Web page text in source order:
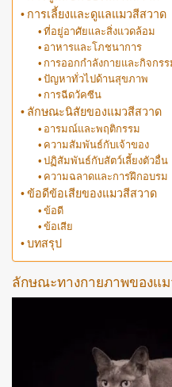
การเลี้ยงและดูแลแมวสีสวาด
ที่อยู่อาศัยและสิ่งแวดล้อม
อาหารและโภชนาการ
การออกกำลังกายและกิจกรร
ปัญหาทั่วไปด้านสุขภาพ
การฉีดวัคซีน
ลักษณะนิสัยของแมวสีสวาด
อารมณ์และพฤติกรรม
ความสัมพันธ์กับเจ้าของ
ปฏิสัมพันธ์กับสัตว์เลี้ยงตัวอื่น
ความฉลาดและการฝึกอบรม
ข้อดีข้อเสียของแมวสีสวาด
ข้อดี
ข้อเสีย
บทสรุป
ลักษณะทางกายภาพของแ